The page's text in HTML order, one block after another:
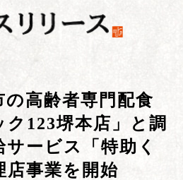
の高齢者専門配食
123堺本店」と調
ービス「特助く
店事業を開始